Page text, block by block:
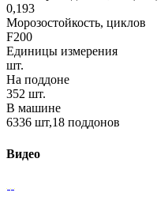
0,193
Морозостойкость, циклов
F200
Единицы измерения
шт.
На поддоне
352 шт.
В машине
6336 шт,18 поддонов
Видео